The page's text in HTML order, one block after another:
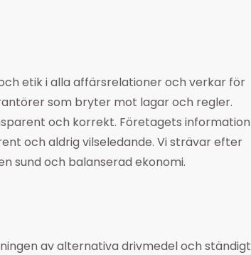
etik i alla affärsrelationer och verkar för
som bryter mot lagar och regler.
och korrekt. Företagets information
och aldrig vilseledande. Vi strävar efter
sund och balanserad ekonomi.
av alternativa drivmedel och ständigt